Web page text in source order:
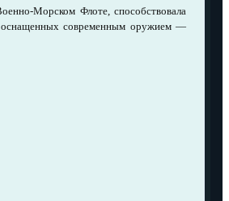
Морском Флоте, способствовала
оснащенных современным оружием —